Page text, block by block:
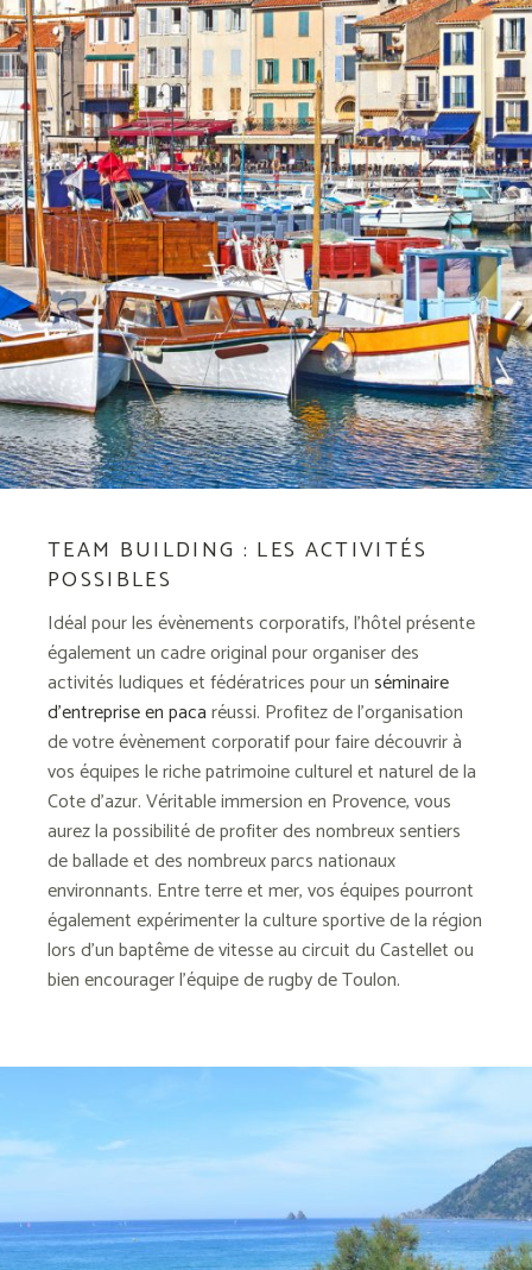
TEAM BUILDING : LES ACTIVITÉS
POSSIBLES
Idéal pour les évènements corporatifs, l’hôtel présente
également un cadre original pour organiser des
activités ludiques et fédératrices pour unséminaire
d’entreprise en pacaréussi. Profitez de l’organisation
de votre évènement corporatif pour faire découvrir à
vos équipes le riche patrimoine culturel et naturel de la
Cote d’azur. Véritable immersion en Provence, vous
aurez la possibilité de profiter des nombreux sentiers
de ballade et des nombreux parcs nationaux
environnants. Entre terre et mer, vos équipes pourront
également expérimenter la culture sportive de la région
lors d’un baptême de vitesse au circuit du Castellet ou
bien encourager l’équipe de rugby de Toulon.